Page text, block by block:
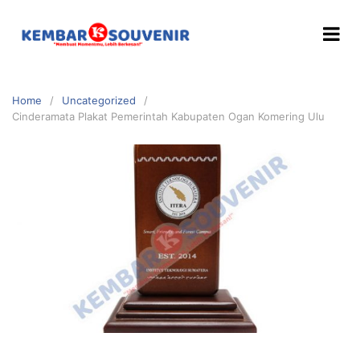
Home
Uncategorized
Cinderamata Plakat Pemerintah Kabupaten Ogan Komering Ulu